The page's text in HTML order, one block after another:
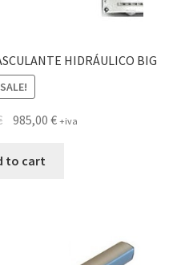
HIDRÁULICO BIG
SALE!
985,00 € +iva
to cart